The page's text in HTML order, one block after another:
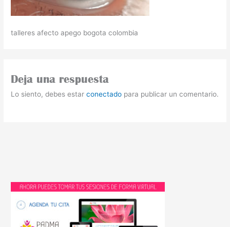
talleres afecto apego bogota colombia
Deja una respuesta
Lo siento, debes estarconectado para publicar un comentario.